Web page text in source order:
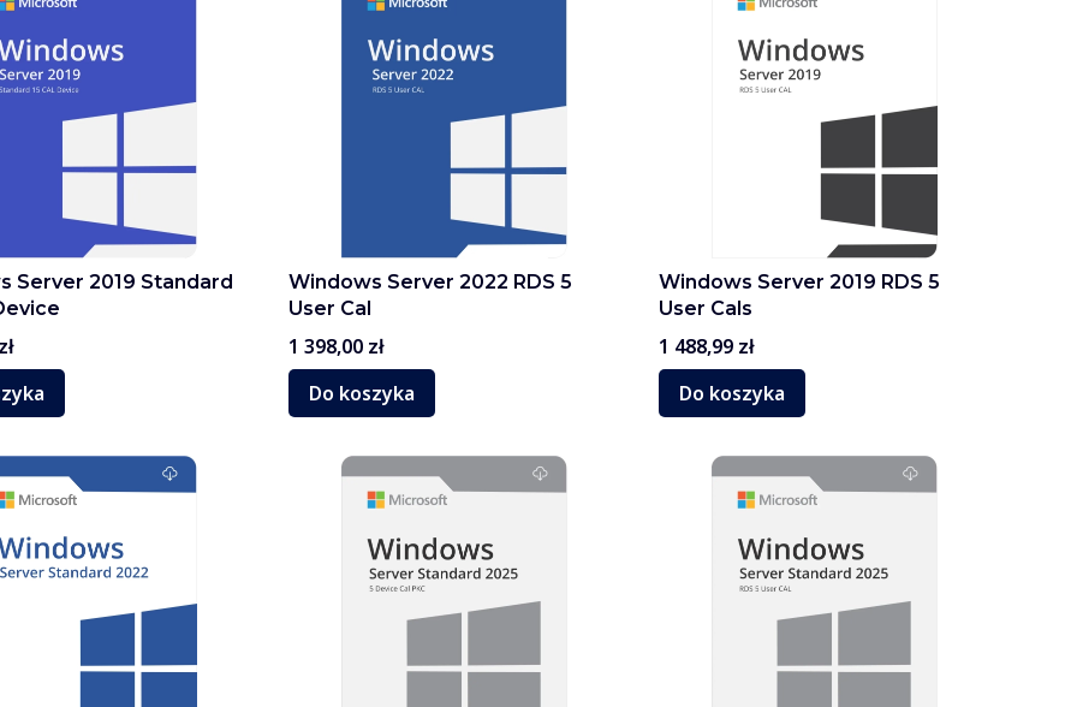
Server 2019 Standard
Windows Server 2022 RDS 5
User Cal
Cena
1 398,00 zł
Do koszyka
Windows Server 2019 RDS 5
User Cals
Cena
1 488,99 zł
Do koszyka